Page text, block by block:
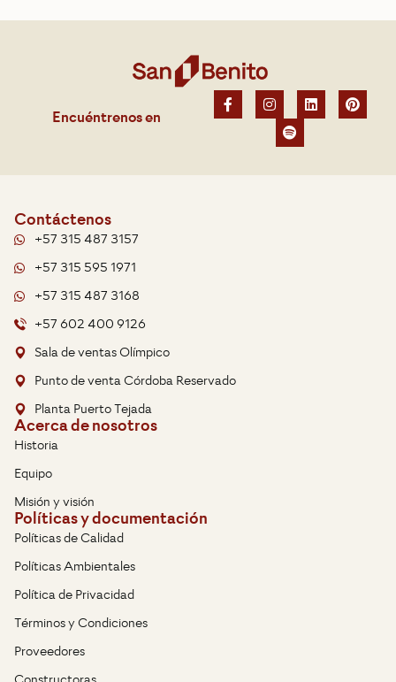
Encuéntrenos en
Contáctenos
+57 315 487 3157
+57 315 595 1971
+57 315 487 3168
+57 602 400 9126
Sala de ventas Olímpico
Punto de venta Córdoba Reservado
Planta Puerto Tejada
Acerca de nosotros
Historia
Equipo
Misión y visión
Políticas y documentación
Políticas de Calidad
Políticas Ambientales
Política de Privacidad
Términos y Condiciones
Proveedores